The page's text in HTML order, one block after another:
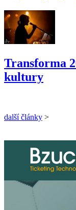
Transforma
kultury
další články >